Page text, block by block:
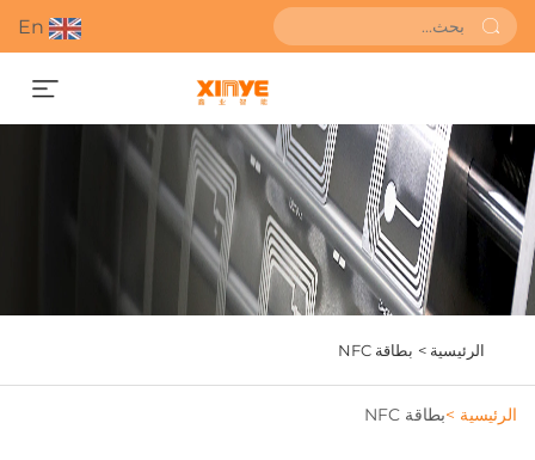
En
احصل على عرض أسعار
الرئيسية > بطاقة NFC
الرئيسية >بطاقة NFC